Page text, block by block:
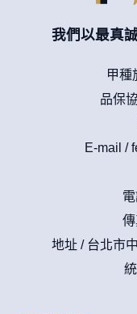
我們以最真
甲種
品保
E-mail /
地址 / 台北市